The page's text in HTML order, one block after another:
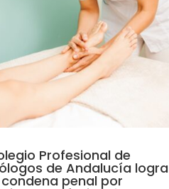
Profesional de
de Andalucía logra
penal por